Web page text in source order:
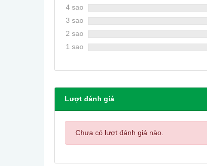
4 sao
3 sao
2 sao
1 sao
Lượt đánh giá
Chưa có lượt đánh giá nào.